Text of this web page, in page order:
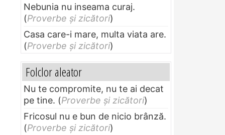
Nebunia nu inseama curaj.
(Proverbe și zicători)
Casa care-i mare, multa viata are.
(Proverbe și zicători)
Folclor aleator
Nu te compromite, nu te ai decat
pe tine. (Proverbe și zicători)
Fricosul nu e bun de nicio brânză.
(Proverbe și zicători)